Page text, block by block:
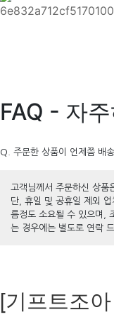
FAQ - 자
Q. 주문한 상품이 언제쯤 배
고객님께서 주문하신 상품
단, 휴일 및 공휴일 제외
름정도 소요될 수 있으며,
는 경우에는 별도로 연락
[기프트조